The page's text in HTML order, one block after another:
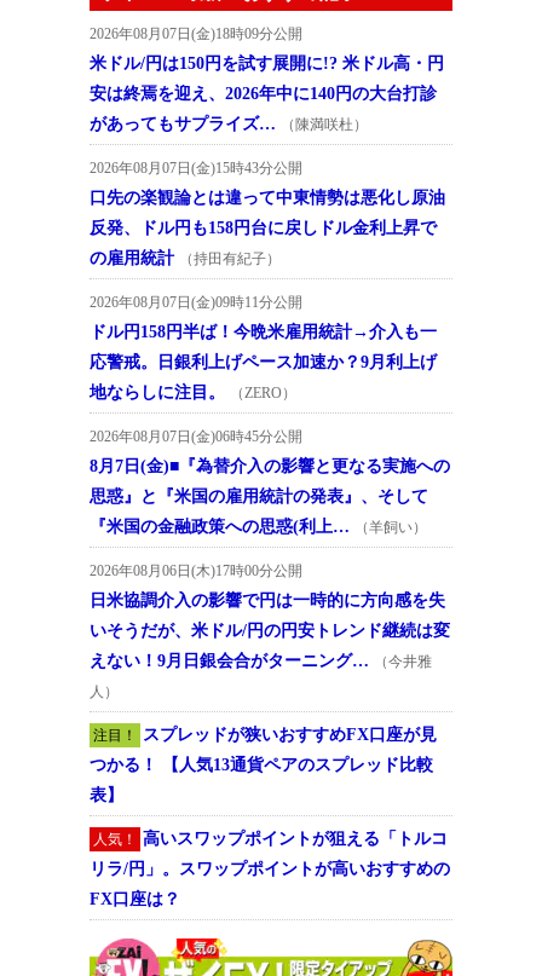
2026年08月07日(金)18時09分公開
米ドル/円は150円を試す展開に!? 米ドル高・円
安は終焉を迎え、2026年中に140円の大台打診
があってもサプライズ…
（陳満咲杜）
2026年08月07日(金)15時43分公開
口先の楽観論とは違って中東情勢は悪化し原油
反発、ドル円も158円台に戻しドル金利上昇で
の雇用統計
（持田有紀子）
2026年08月07日(金)09時11分公開
ドル円158円半ば！今晩米雇用統計→介入も一
応警戒。日銀利上げペース加速か？9月利上げ
地ならしに注目。
（ZERO）
2026年08月07日(金)06時45分公開
8月7日(金)■『為替介入の影響と更なる実施への
思惑』と『米国の雇用統計の発表』、そして
『米国の金融政策への思惑(利上…
（羊飼い）
2026年08月06日(木)17時00分公開
日米協調介入の影響で円は一時的に方向感を失
いそうだが、米ドル/円の円安トレンド継続は変
えない！9月日銀会合がターニング…
（今井雅
人）
注目！
スプレッドが狭いおすすめFX口座が見
つかる！ 【人気13通貨ペアのスプレッド比較
表】
人気！
高いスワップポイントが狙える「トルコ
リラ/円」。スワップポイントが高いおすすめの
FX口座は？